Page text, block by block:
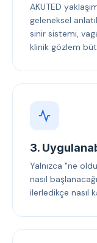
AKUTED
geleneksel
sinir sistemi,
klinik gözlem
3.
Yalnızca "ne
nasıl
ilerledikçe nasıl